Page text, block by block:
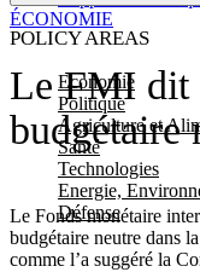
POLICY AREAS
Economie
Politique
Agriculture et
Santé
Technologies
Energie,
Défense
Le FMI dit
budgétaire
Le Fonds monétaire
budgétaire neutre dans
comme l’a suggéré la
ÉCONOMIE